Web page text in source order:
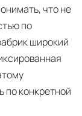
что не
по
широкий
по конкретной